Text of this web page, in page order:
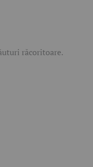
răcoritoare.